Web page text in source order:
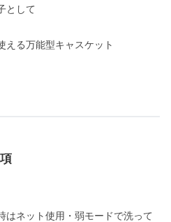
として
える万能型キャスケット
はネット使用・弱モードで洗って